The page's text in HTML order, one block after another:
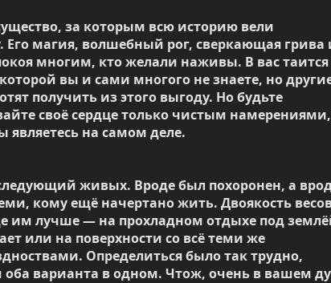
за которым всю историю вели
Его магия, волшебный рог, сверкающая грива
многим, кто желали наживы. В вас таится
вы и сами многого не знаете, но
получить из этого выгоду. Но будьте
своё сердце только чистым намерениями,
являетесь на самом деле.
живых. Вроде был похоронен, а
кому ещё начертано жить. Двоякость
им лучше — на прохладном отдыхе под
или на поверхности со всё теми же
Определиться было так трудно,
варианта в одном. Чтож, очень в вашем